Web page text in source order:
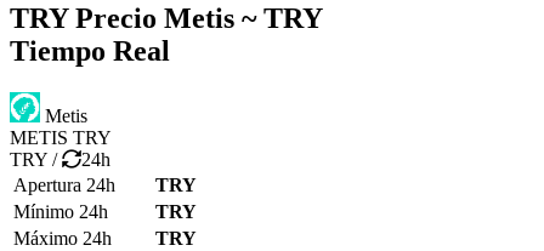
TRY Precio Metis ~ TRY
Tiempo Real
Metis
METIS TRY
TRY /
24h
Apertura 24h
TRY
Mínimo 24h
TRY
Máximo 24h
TRY